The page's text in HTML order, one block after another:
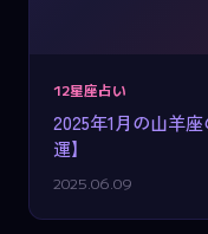
12星座占い
2025年1月の山羊
運】
2025.06.09